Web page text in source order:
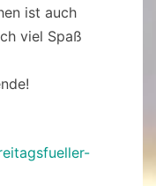
ist auch
viel Spaß